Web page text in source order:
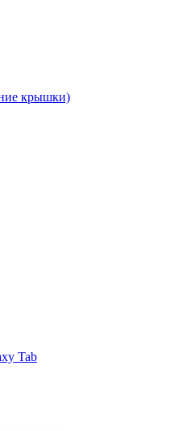
крышки)
Tab